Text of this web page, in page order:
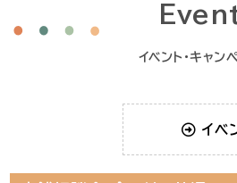
イベント・キャン
イベ